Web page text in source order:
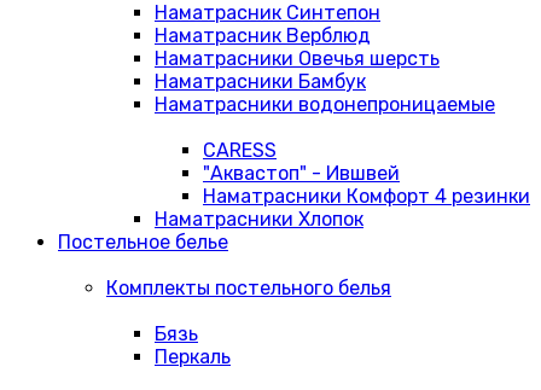
Наматрасник Синтепон
Наматрасник Верблюд
Наматрасники Овечья шерсть
Наматрасники Бамбук
Наматрасники водонепроницаемые
CARESS
"Аквастоп" - Ившвей
Наматрасники Комфорт 4 резинки
Наматрасники Хлопок
Постельное белье
Комплекты постельного белья
Бязь
Перкаль